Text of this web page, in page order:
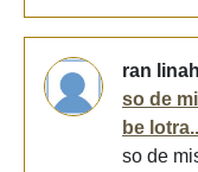
ran linah
so de
be
so de